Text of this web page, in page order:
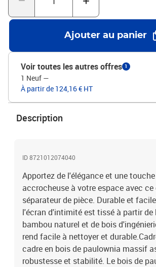
chambre à coucher, salon, bureau et autres
pouvez également le placer devant une fenêtre
lumière intense du soleil.Aspect brûlé : doté
séparateur de pièce pliant ajoute du caractère
l'espace. Attention :Uniquement pour une
intérieur.Couleur : marron foncéMatériau du
paulownia massif avec un aspect
bambou avec un aspect brûlé, bois d'ingénierie
brûléDimensions lorsqu'il est déplié : 140-145
H)Taille du panneau (chacun) : 40 x 220 cm (l
mmNombre de panneaux : 4Uniquement pour
Ajouter au panier
Voir toutes les autres offres 1
1 Neuf —
À partir de 124,16 € HT
Description
ID 8721012074040
Apportez de l'élégance et une
accrocheuse à votre espace avec
séparateur de pièce. Durable et
l'écran d'intimité est tissé à partir de
bambou naturel et de bois
rend facile à nettoyer et
cadre en bois de paulownia massif
robustesse et stabilité. Le bois de